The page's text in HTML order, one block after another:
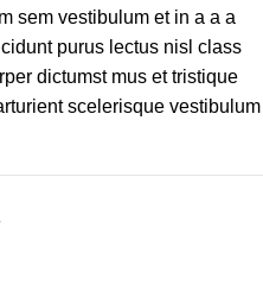
sem vestibulum et in a a a
purus lectus nisl class
dictumst mus et tristique
scelerisque vestibulum